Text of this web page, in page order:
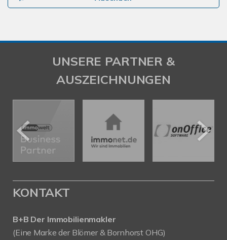
UNSERE PARTNER &
AUSZEICHNUNGEN
KONTAKT
B+B Der Immobilienmakler
(Eine Marke der Blömer & Bornhorst OHG)